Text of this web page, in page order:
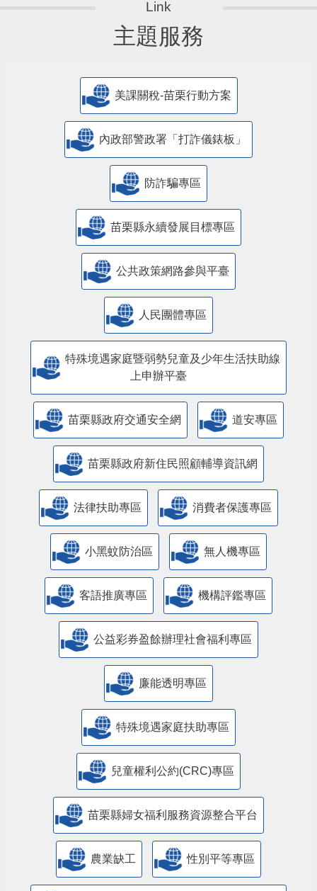
主題服務
美課關稅-苗栗行動方案
內政部警政署「打詐儀錶板」
防詐騙專區
苗栗縣永續發展目標專區
公共政策網路參與平臺
人民團體專區
特殊境遇家庭暨弱勢兒童及少年生活扶助線
上申辦平臺
苗栗縣政府交通安全網 道安專區
苗栗縣政府新住民照顧輔導資訊網
法律扶助專區 消費者保護專區
小黑蚊防治區 無人機專區
客語推廣專區 機構評鑑專區
公益彩券盈餘辦理社會福利專區
廉能透明專區
特殊境遇家庭扶助專區
兒童權利公約(CRC)專區
苗栗縣婦女福利服務資源整合平台
農業缺工 性別平等專區